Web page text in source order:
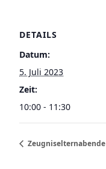
DETAILS
Datum:
5. Juli 2023
Zeit:
10:00 - 11:30
Zeugniselternabende